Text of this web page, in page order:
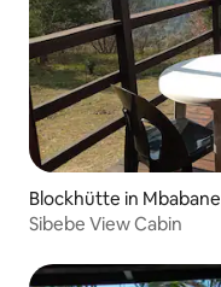
Blockhütte in Mbabane
Sibebe View Cabin